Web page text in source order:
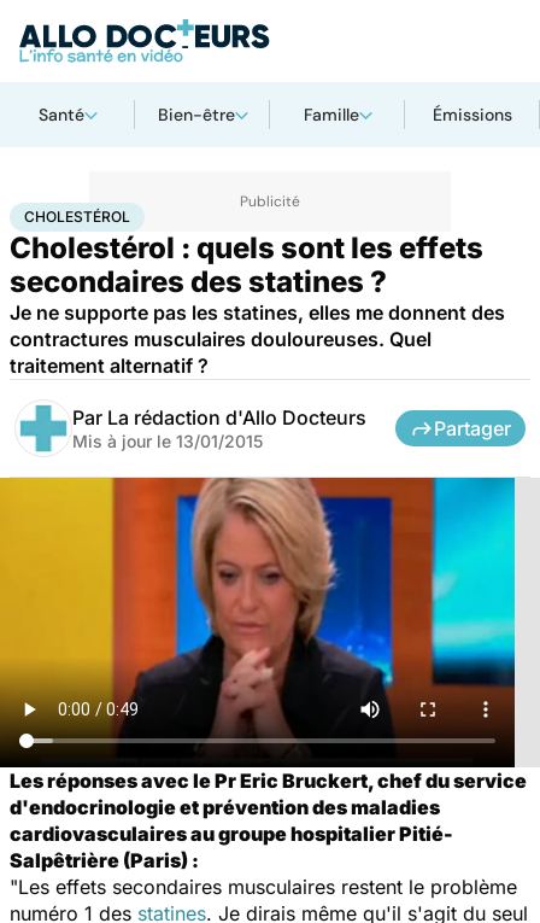
Santé Bien-être Famille Émissions
AccueilSantéCholestérol
CHOLESTÉROL
Cholestérol : quels sont les effets
secondaires des statines ?
Je ne supporte pas les statines, elles me donnent des
contractures musculaires douloureuses. Quel
traitement alternatif ?
Par La rédaction d'Allo Docteurs
Mis à jour le 13/01/2015
Partager
Les réponses avec le Pr Eric Bruckert, chef du service
d'endocrinologie et prévention des maladies
cardiovasculaires au groupe hospitalier Pitié-
Salpêtrière (Paris) :
"Les effets secondaires musculaires restent le problème
numéro 1 des statines. Je dirais même qu'il s'agit du seul